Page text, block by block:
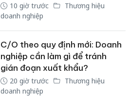
10 giờ trước
Thương hiệu
doanh nghiệp
C/O theo quy định mới: Doanh
nghiệp cần làm gì để tránh
gián đoạn xuất khẩu?
20 giờ trước
Thương hiệu
doanh nghiệp